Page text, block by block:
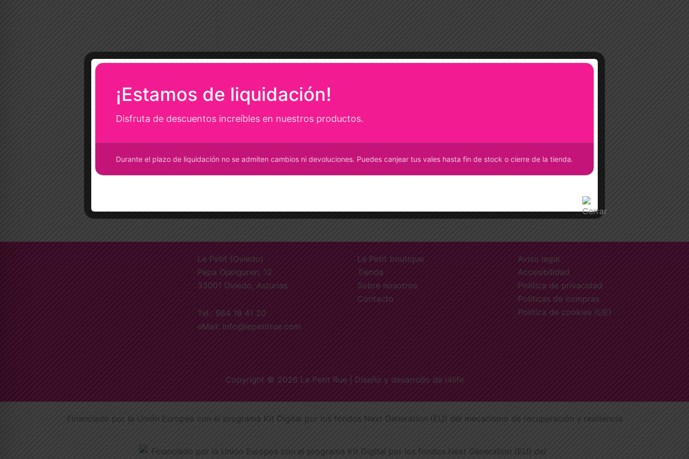
Le Petit (Oviedo)
Pepa Ojanguren, 12
33001 Oviedo, Asturias
Tel.: 984 18 41 20
eMail: info@lepetitrue.com
Le Petit boutique
Tienda
Sobre nosotros
Contacto
Aviso legal
Accesibilidad
Política de privacidad
Políticas de compras
Política de cookies (UE)
Copyright © 2026 Le Petit Rue | Diseño y desarrollo de i4life
Financiado por la Unión Europea con el programa Kit Digital por los fondos Next Generation (EU) del mecanismo de recuperación y resiliencia
¡Estamos de liquidación!
Disfruta de descuentos increíbles en nuestros productos.
Durante el plazo de liquidación no se admiten cambios ni devoluciones. Puedes canjear tus vales hasta fin de stock o cierre de la tienda.